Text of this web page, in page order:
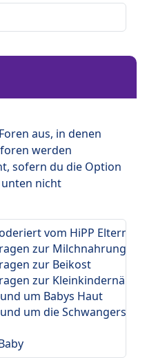
aus, in denen
werden
sofern du die Option
nicht